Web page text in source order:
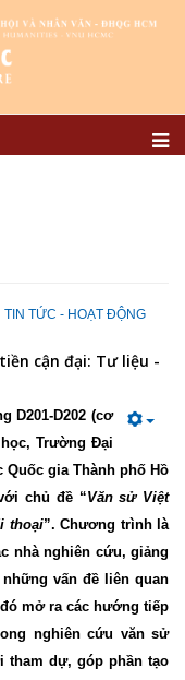
TIN TỨC - HOẠT ĐỘNG
cận đại: Tư liệu -
D201-D202 (cơ
Trường Đại
Quốc gia Thành phố Hồ
chủ đề “Văn sử Việt
thoại”. Chương trình là
nhà nghiên cứu, giảng
vấn đề liên quan
mở ra các hướng tiếp
nghiên cứu văn sử
tham dự, góp phần tạo